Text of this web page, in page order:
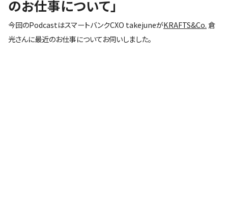
のお仕事について」
今回のPodcastはスマートバンクCXO takejuneがKRAFTS&Co. 倉
光さんに最近のお仕事についてお伺いしました。